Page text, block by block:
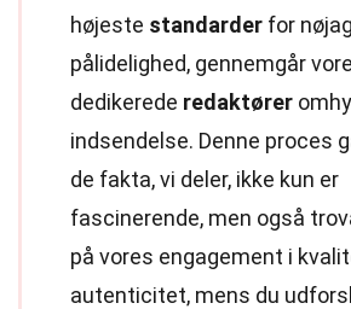
højeste standarder for
pålidelighed, gennemgår
dedikerede redaktører
indsendelse. Denne proces
de fakta, vi deler, ikke kun er
fascinerende, men også
på vores engagement i
autenticitet, mens du